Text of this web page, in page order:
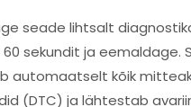
seade lihtsalt
sekundit ja eemaldage.
automaatselt kõik
(DTC) ja lähtestab